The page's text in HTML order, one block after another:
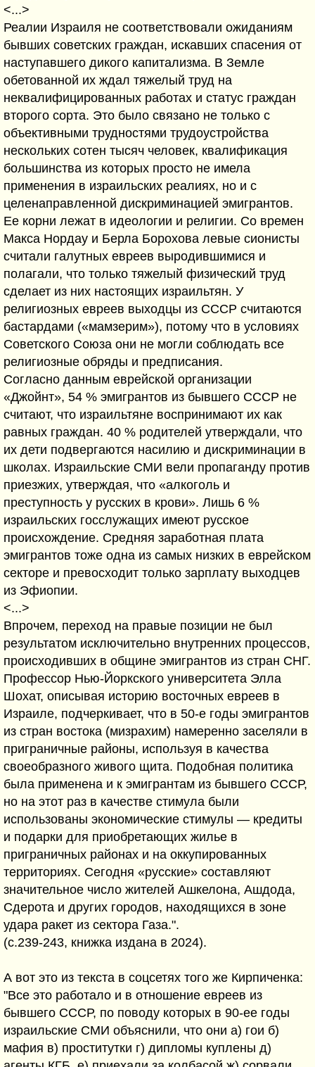
<...>
Реалии Израиля не соответствовали ожиданиям
бывших советских граждан, искавших спасения от
наступавшего дикого капитализма. В Земле
обетованной их ждал тяжелый труд на
неквалифицированных работах и статус граждан
второго сорта. Это было связано не только с
объективными трудностями трудоустройства
нескольких сотен тысяч человек, квалификация
большинства из которых просто не имела
применения в израильских реалиях, но и с
целенаправленной дискриминацией эмигрантов.
Ее корни лежат в идеологии и религии. Со времен
Макса Нордау и Берла Борохова левые сионисты
считали галутных евреев выродившимися и
полагали, что только тяжелый физический труд
сделает из них настоящих израильтян. У
религиозных евреев выходцы из СССР считаются
бастардами («мамзерим»), потому что в условиях
Советского Союза они не могли соблюдать все
религиозные обряды и предписания.
Согласно данным еврейской организации
«Джойнт», 54 % эмигрантов из бывшего СССР не
считают, что израильтяне воспринимают их как
равных граждан. 40 % родителей утверждали, что
их дети подвергаются насилию и дискриминации в
школах. Израильские СМИ вели пропаганду против
приезжих, утверждая, что «алкоголь и
преступность у русских в крови». Лишь 6 %
израильских госслужащих имеют русское
происхождение. Средняя заработная плата
эмигрантов тоже одна из самых низких в еврейском
секторе и превосходит только зарплату выходцев
из Эфиопии.
<...>
Впрочем, переход на правые позиции не был
результатом исключительно внутренних процессов,
происходивших в общине эмигрантов из стран СНГ.
Профессор Нью-Йоркского университета Элла
Шохат, описывая историю восточных евреев в
Израиле, подчеркивает, что в 50-е годы эмигрантов
из стран востока (мизрахим) намеренно заселяли в
приграничные районы, используя в качества
своеобразного живого щита. Подобная политика
была применена и к эмигрантам из бывшего СССР,
но на этот раз в качестве стимула были
использованы экономические стимулы — кредиты
и подарки для приобретающих жилье в
приграничных районах и на оккупированных
территориях. Сегодня «русские» составляют
значительное число жителей Ашкелона, Ашдода,
Сдерота и других городов, находящихся в зоне
удара ракет из сектора Газа.".
(c.239-243, книжка издана в 2024).
А вот это из текста в соцсетях того же Кирпиченка:
"Все это работало и в отношение евреев из
бывшего СССР, по поводу которых в 90-ее годы
израильские СМИ объяснили, что они а) гои б)
мафия в) проститутки г) дипломы куплены д)